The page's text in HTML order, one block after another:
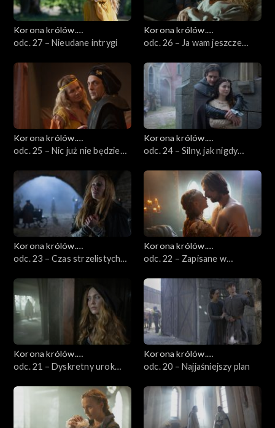
Korona królów.
Jagiellonowie
odc. 27 – Nieudane intrygi
Korona królów.
Jagiellonowie
odc. 26 – Ja wam jeszcze
Korona królów.
Jagiellonowie
odc. 25 – Nic już nie będzie
Korona królów.
Jagiellonowie
odc. 24 – Silny, jak nigdy
Korona królów.
Jagiellonowie
odc. 23 – Czas strzelistych
Korona królów.
Jagiellonowie
odc. 22 – Zapisane w
Korona królów.
Jagiellonowie
odc. 21 – Dyskretny urok
Korona królów.
Jagiellonowie
odc. 20 – Najjaśniejszy plan